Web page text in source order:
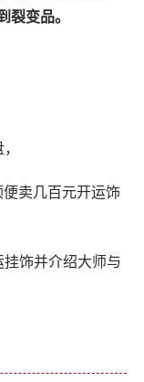
裂变品。
卖几百元开运饰
挂饰并介绍大师与